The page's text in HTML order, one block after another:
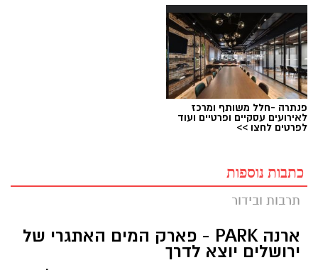
פנתרה -חלל משותף ומרכז
לאירועים עסקיים ופרטיים ועוד
לפרטים לחצו >>
כתבות נוספות
תרבות ובידור
ארנה PARK - פארק המים האתגרי של
ירושלים יוצא לדרך